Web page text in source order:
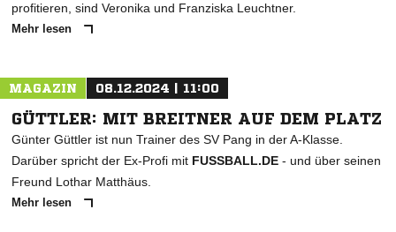
profitieren, sind Veronika und Franziska Leuchtner.
Mehr lesen
MAGAZIN 08.12.2024 | 11:00
GÜTTLER: MIT BREITNER AUF DEM PLATZ
Günter Güttler ist nun Trainer des SV Pang in der A-Klasse.
Darüber spricht der Ex-Profi mit FUSSBALL.DE - und über seinen
Freund Lothar Matthäus.
Mehr lesen